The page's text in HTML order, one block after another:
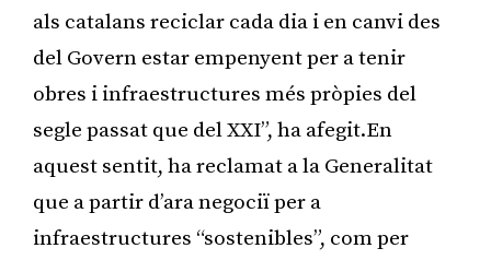
als catalans reciclar cada dia i en canvi des
del Govern estar empenyent per a tenir
obres i infraestructures més pròpies del
segle passat que del XXI”, ha afegit.En
aquest sentit, ha reclamat a la Generalitat
que a partir d’ara negociï per a
infraestructures “sostenibles”, com per